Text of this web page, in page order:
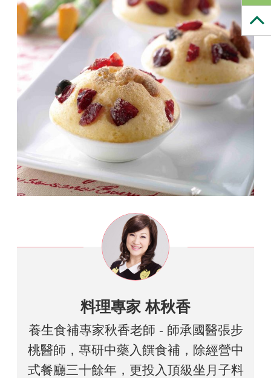
料理專家 林秋香
養生食補專家秋香老師 - 師承國醫張步
桃醫師，專研中藥入饌食補，除經營中
式餐廳三十餘年，更投入頂級坐月子料